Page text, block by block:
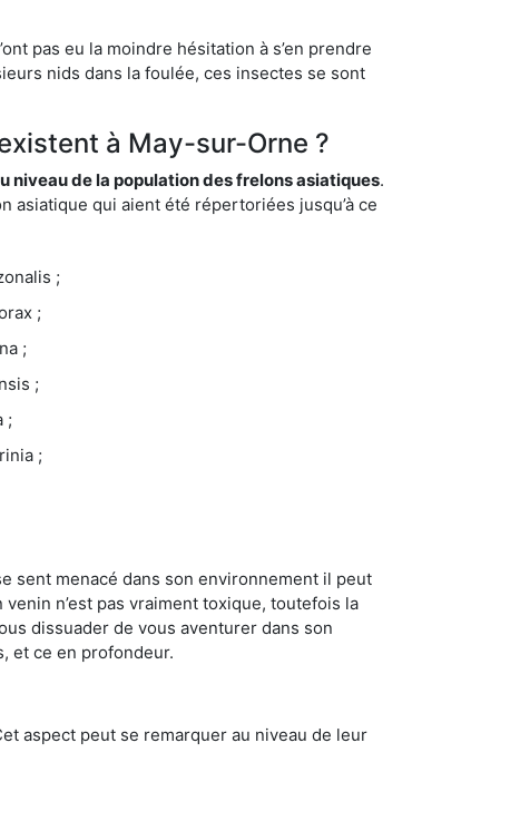
pas eu la moindre hésitation à s’en prendre
nids dans la foulée, ces insectes se sont
à May-sur-Orne ?
niveau de la population des frelons asiatiques.
asiatique qui aient été répertoriées jusqu’à ce
;
;
;
;
;
;
sent menacé dans son environnement il peut
n’est pas vraiment toxique, toutefois la
dissuader de vous aventurer dans son
et ce en profondeur.
aspect peut se remarquer au niveau de leur